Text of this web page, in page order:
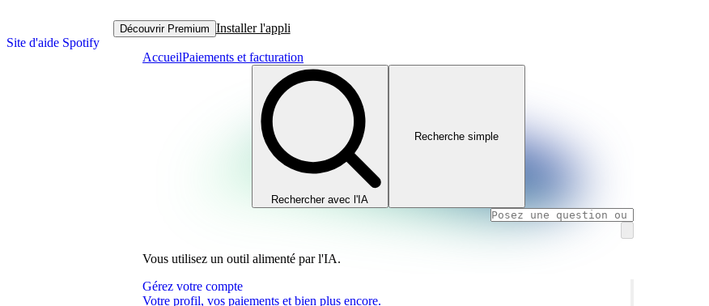
Site d'aide Spotify
Découvrir Premium Installer l'appli
AccueilPaiements et facturation
Rechercher avec l'IA
Recherche simple
Vous utilisez un outil alimenté par l'IA.
Gérez votre compte
Votre profil, vos paiements et bien plus encore.